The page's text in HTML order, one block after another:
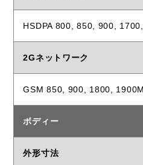
HSDPA 800, 850, 900,
2Gネットワーク
GSM 850, 900, 1800,
ボディー
外形寸法